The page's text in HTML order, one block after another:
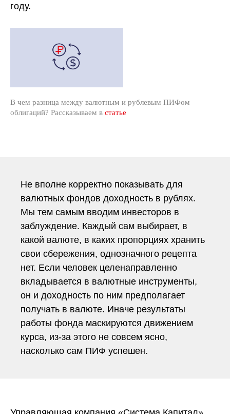
году.
В чем разница между валютным и рублевым ПИФом
облигаций? Рассказываем в статье
Не вполне корректно показывать для
валютных фондов доходность в рублях.
Мы тем самым вводим инвесторов в
заблуждение. Каждый сам выбирает, в
какой валюте, в каких пропорциях хранить
свои сбережения, однозначного рецепта
нет. Если человек целенаправленно
вкладывается в валютные инструменты,
он и доходность по ним предполагает
получать в валюте. Иначе результаты
работы фонда маскируются движением
курса, из-за этого не совсем ясно,
насколько сам ПИФ успешен.